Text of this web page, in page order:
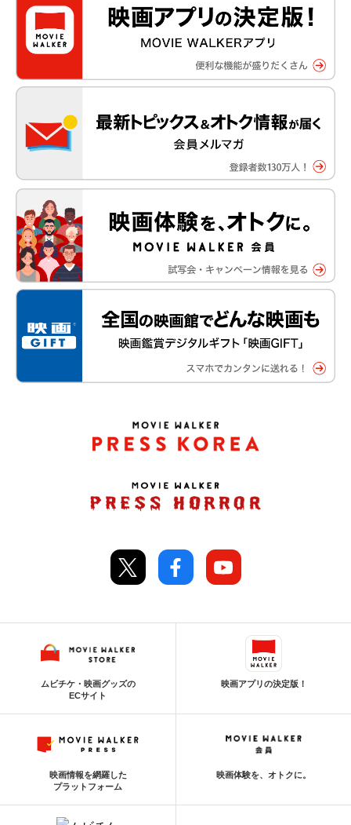
ムビチケ・映画グッズの
ECサイト
映画アプリの決定版！
映画情報を網羅した
プラットフォーム
映画体験を、オトクに。